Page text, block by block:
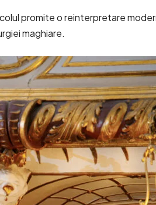
promite o reinterpretare
maghiare.